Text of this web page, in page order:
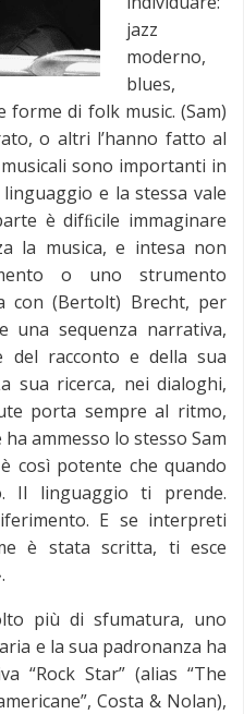
jazz
moderno,
blues,
di folk music. (Sam)
o altri l’hanno fatto al
sono importanti in
e la stessa vale
è difﬁcile immaginare
la musica, e intesa non
o uno strumento
con (Bertolt) Brecht, per
una sequenza narrativa,
del racconto e della sua
sua ricerca, nei dialoghi,
porta sempre al ritmo,
ammesso lo stesso Sam
così potente che quando
Il linguaggio ti prende.
E se interpreti
è stata scritta, ti esce
più di sfumatura, uno
e la sua padronanza ha
“Rock Star” (alias “The
Costa & Nolan),